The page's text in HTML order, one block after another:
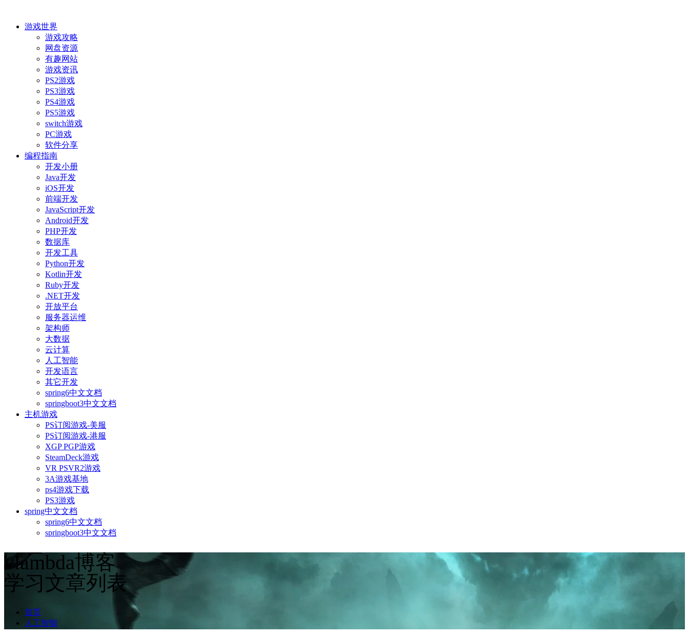
游戏世界
游戏攻略
网盘资源
有趣网站
游戏资讯
PS2游戏
PS3游戏
PS4游戏
PS5游戏
switch游戏
PC游戏
软件分享
编程指南
开发小册
Java开发
iOS开发
前端开发
JavaScript开发
Android开发
PHP开发
数据库
开发工具
Python开发
Kotlin开发
Ruby开发
.NET开发
开放平台
服务器运维
架构师
大数据
云计算
人工智能
开发语言
其它开发
spring6中文文档
springboot3中文文档
主机游戏
PS订阅游戏-美服
PS订阅游戏-港服
XGP PGP游戏
SteamDeck游戏
VR PSVR2游戏
3A游戏基地
ps4游戏下载
PS3游戏
spring中文文档
spring6中文文档
springboot3中文文档
vlambda博客
学习文章列表
首页
人工智能